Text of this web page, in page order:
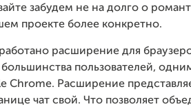
забудем не на долго о
проекте более конкретно.
расширение для
пользователей,
Chrome. Расширение
чат свой. Что позволяет